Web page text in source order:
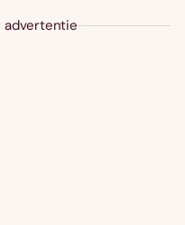
advertentie